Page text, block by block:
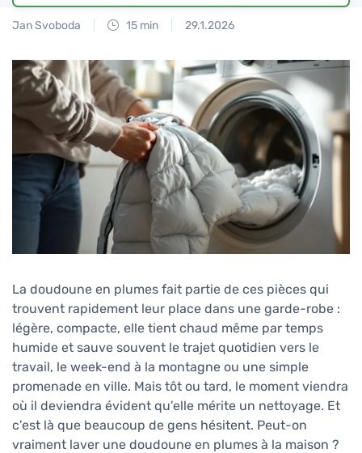
Jan Svoboda 15 min 29.1.2026
La doudoune en plumes fait partie de ces pièces qui
trouvent rapidement leur place dans une garde-robe :
légère, compacte, elle tient chaud même par temps
humide et sauve souvent le trajet quotidien vers le
travail, le week-end à la montagne ou une simple
promenade en ville. Mais tôt ou tard, le moment viendra
où il deviendra évident qu'elle mérite un nettoyage. Et
c'est là que beaucoup de gens hésitent. Peut-on
vraiment laver une doudoune en plumes à la maison ?